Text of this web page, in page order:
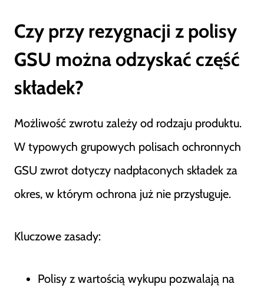
Czy przy rezygnacji z polisy
GSU można odzyskać część
składek?
Możliwość zwrotu zależy od rodzaju produktu.
W typowych grupowych polisach ochronnych
GSU zwrot dotyczy nadpłaconych składek za
okres, w którym ochrona już nie przysługuje.
Kluczowe zasady:
Polisy z wartością wykupu pozwalają na